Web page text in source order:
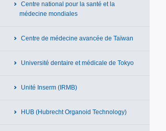
Centre national pour la santé et la
médecine mondiales
Centre de médecine avancée de Taïwan
Université dentaire et médicale de Tokyo
Unité Inserm (IRMB)
HUB (Hubrecht Organoid Technology)